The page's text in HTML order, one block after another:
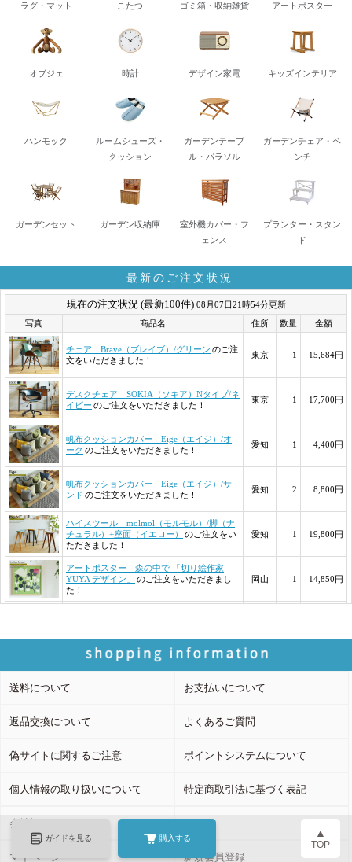
ガイドを見る 購入する ▲
TOP
ラグ・マット こたつ ゴミ箱・収納雑貨 アートポスター
オブジェ 時計 デザイン家電 キッズインテリア
ハンモック
ルームシューズ・
クッション
ガーデンテーブ
ル・パラソル
ガーデンチェア・ベ
ンチ
ガーデンセット ガーデン収納庫
室外機カバー・フ
ェンス
プランター・スタン
ド
最新のご注文状況
送料について お支払いについて
返品交換について よくあるご質問
偽サイトに関するご注意 ポイントシステムについて
個人情報の取り扱いについて 特定商取引法に基づく表記
会社概要 カート
マイページ 新規会員登録